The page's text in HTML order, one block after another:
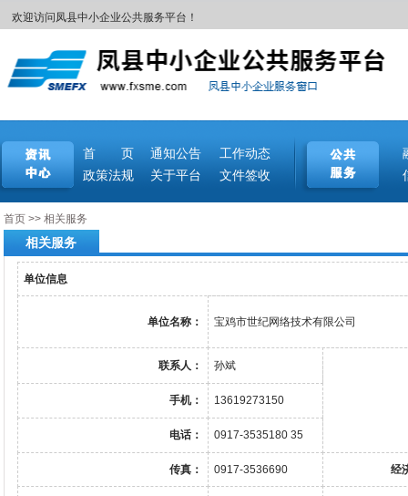
欢迎访问凤县中小企业公共服务平台！
首 页 通知公告 工作动态
政策法规
关于平台 文件签收
首页>> 相关服务
相关服务
单位信息
单位名称： 宝鸡市世纪网络技术有限公司
联系人： 孙斌
手机： 13619273150
电话： 0917-3535180 35
传真： 0917-3536690 经